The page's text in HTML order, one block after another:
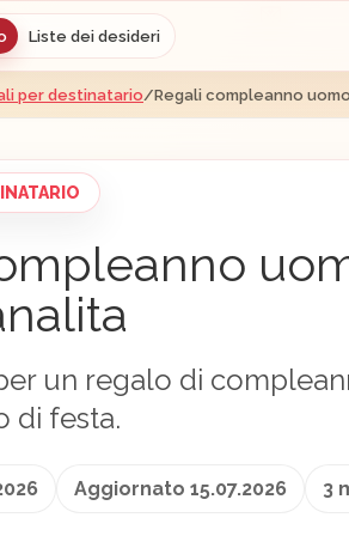
Liste dei desideri
per destinatario/Regali compleanno
un regalo di
di festa.
Aggiornato 15.07.2026 3